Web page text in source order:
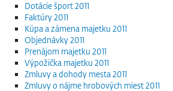
Dotácie šport 2011
Faktúry 2011
Kúpa a zámena majetku 2011
Objednávky 2011
Prenájom majetku 2011
Výpožička majetku 2011
Zmluvy a dohody mesta 2011
Zmluvy o nájme hrobových miest 2011